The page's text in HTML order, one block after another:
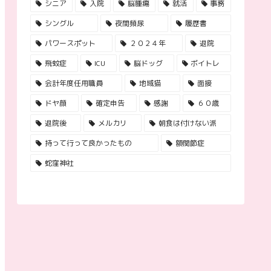
シニア 入院 脳腫瘍 就活
事務
シングル
夜間頻尿
履歴書
パワースポット
２０２４年
退院
飛蚊症
ICU 脳ドッグ
ボイトレ
会計年度任用職員
地域猫
面接
ドヤ顔
確定申告 感謝
６０歳
退院後
メルカリ
朝食は付けない派
持って行って良かったもの
額関節症
蛇窪神社